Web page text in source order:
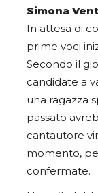
Simona
In attesa di
prime voci
Secondo il
candidate a
una ragazza
passato
cantautore
momento,
confermate.